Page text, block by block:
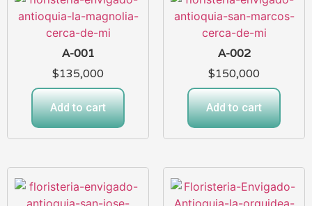
A-001
$135,000
Add to cart
A-002
$150,000
Add to cart